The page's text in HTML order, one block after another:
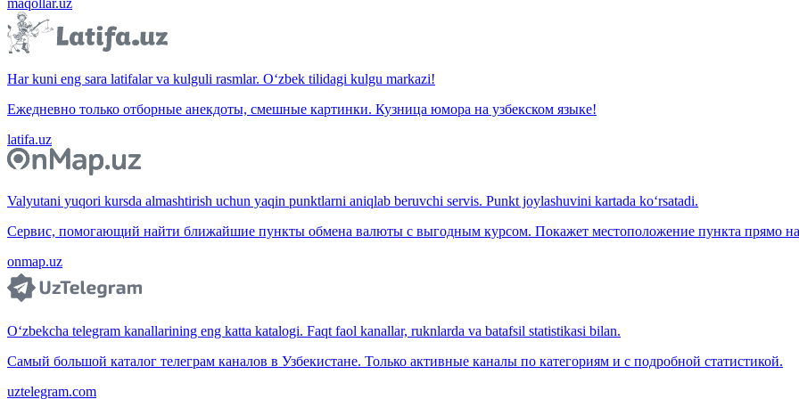
maqollar.uz
Har kuni eng sara latifalar va kulguli rasmlar. O‘zbek tilidagi kulgu markazi!
Ежедневно только отборные анекдоты, смешные картинки. Кузница юмора на узбекском языке!
latifa.uz
Valyutani yuqori kursda almashtirish uchun yaqin punktlarni aniqlab beruvchi servis. Punkt joylashuvini kartada ko‘rsatadi.
Сервис, помогающий найти ближайшие пункты обмена валюты с выгодным курсом. Покажет местоположение пункта прямо на
onmap.uz
O‘zbekcha telegram kanallarining eng katta katalogi. Faqt faol kanallar, ruknlarda va batafsil statistikasi bilan.
Самый большой каталог телеграм каналов в Узбекистане. Только активные каналы по категориям и с подробной статистикой.
uztelegram.com